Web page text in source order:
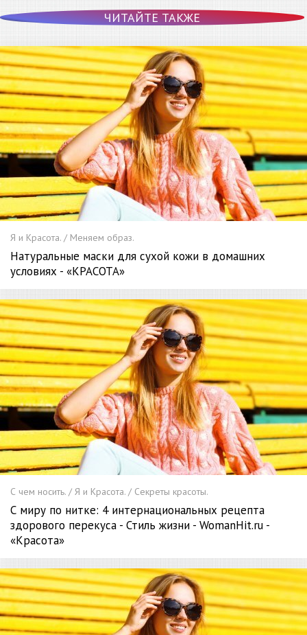
ЧИТАЙТЕ ТАКЖЕ
Я и Красота. / Меняем образ.
Натуральные маски для сухой кожи в домашних
условиях - «КРАСОТА»
С чем носить. / Я и Красота. / Секреты красоты.
С миру по нитке: 4 интернациональных рецепта
здорового перекуса - Стиль жизни - WomanHit.ru -
«Красота»